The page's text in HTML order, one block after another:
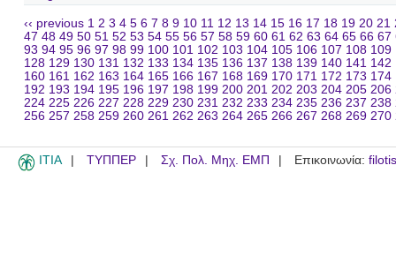
‹‹ previous 1 2 3 4 5 6 7 8 9 10 11 12 13 14 15 16 17 18 19 20 21
47 48 49 50 51 52 53 54 55 56 57 58 59 60 61 62 63 64 65 66 67
93 94 95 96 97 98 99 100 101 102 103 104 105 106 107 108 109
128 129 130 131 132 133 134 135 136 137 138 139 140 141 142
160 161 162 163 164 165 166 167 168 169 170 171 172 173 174
192 193 194 195 196 197 198 199 200 201 202 203 204 205 206
224 225 226 227 228 229 230 231 232 233 234 235 236 237 238
256 257 258 259 260 261 262 263 264 265 266 267 268 269 270
ITIA ΤΥΠΠΕΡ Σχ. Πολ. Μηχ. ΕΜΠ Επικοινωνία: